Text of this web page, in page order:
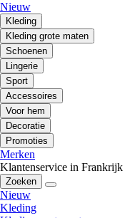
Nieuw
Kleding
Kleding grote maten
Schoenen
Lingerie
Sport
Accessoires
Voor hem
Decoratie
Promoties
Merken
Klantenservice in Frankrijk
Zoeken
Nieuw
Kleding